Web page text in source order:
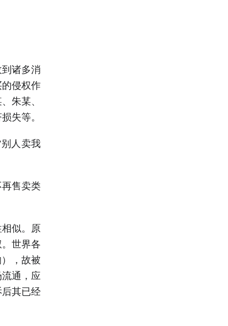
诸多消
侵权作
朱某、
失等。
人卖我
售卖类
似。原
世界各
，故被
通，应
其已经